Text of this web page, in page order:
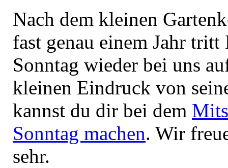
Nach dem kleinen
fast genau einem Jahr tritt
Sonntag wieder bei uns
kleinen Eindruck von
kannst du dir bei dem
Sonntag machen. Wir
sehr.